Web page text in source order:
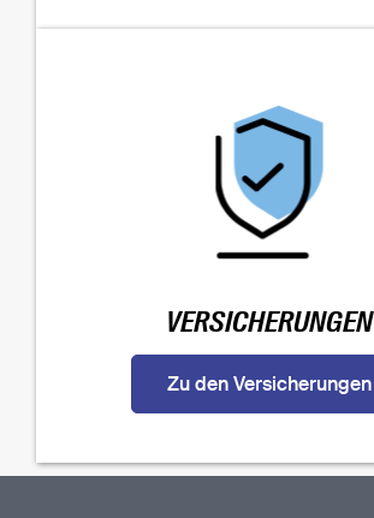
VERSICHERUNGEN
Zu den Versicherungen